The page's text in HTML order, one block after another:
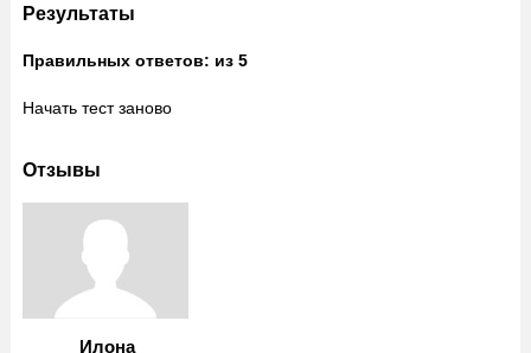
Результаты
Правильных ответов: из 5
Начать тест заново
Отзывы
Илона